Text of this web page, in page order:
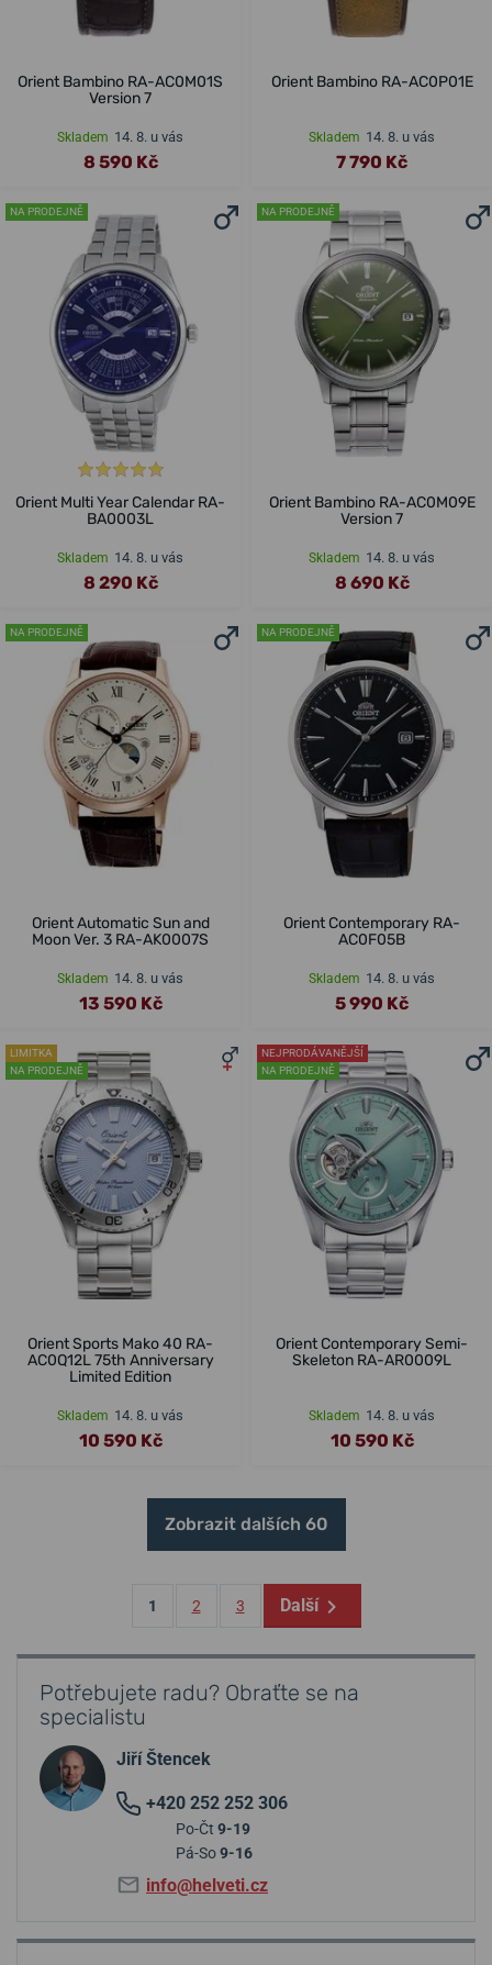
Orient Bambino RA-AC0M01S
Version 7
Skladem 14. 8. u vás
8 590 Kč
Orient Bambino RA-AC0P01E
Skladem 14. 8. u vás
7 790 Kč
NA PRODEJNĚ
Orient Multi Year Calendar RA-
BA0003L
Skladem 14. 8. u vás
8 290 Kč
NA PRODEJNĚ
Orient Bambino RA-AC0M09E
Version 7
Skladem 14. 8. u vás
8 690 Kč
NA PRODEJNĚ
Orient Automatic Sun and
Moon Ver. 3 RA-AK0007S
Skladem 14. 8. u vás
13 590 Kč
NA PRODEJNĚ
Orient Contemporary RA-
AC0F05B
Skladem 14. 8. u vás
5 990 Kč
LIMITKA
NA PRODEJNĚ
Orient Sports Mako 40 RA-
AC0Q12L 75th Anniversary
Limited Edition
Skladem 14. 8. u vás
10 590 Kč
NEJPRODÁVANĚJŠÍ
NA PRODEJNĚ
Orient Contemporary Semi-
Skeleton RA-AR0009L
Skladem 14. 8. u vás
10 590 Kč
Zobrazit dalších 60
1 2 3 Další
Potřebujete radu? Obraťte se na
specialistu
Jiří Štencek
+420 252 252 306
Po-Čt 9-19
Pá-So9-16
info@helveti.cz